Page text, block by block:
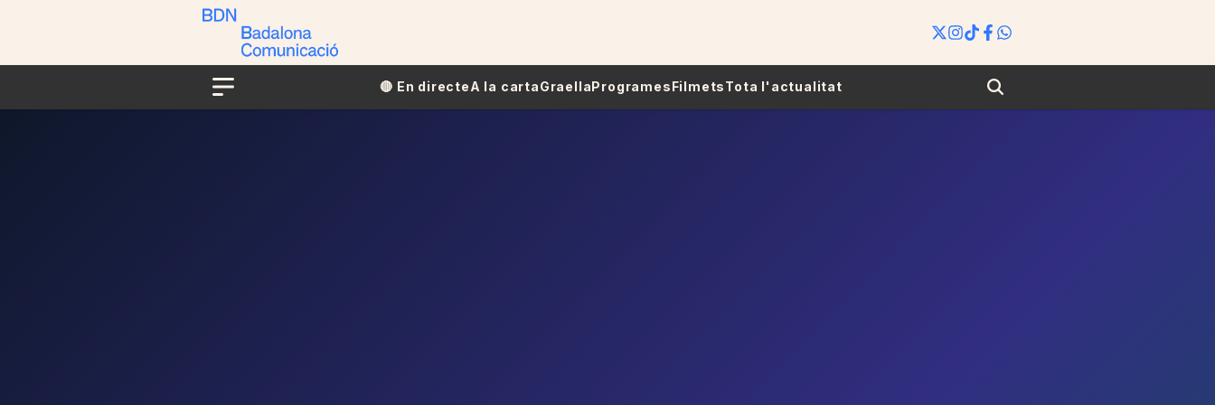
Menu
🔴​​ En directeA la cartaGraellaProgramesFilmetsTota l'actualitat Search